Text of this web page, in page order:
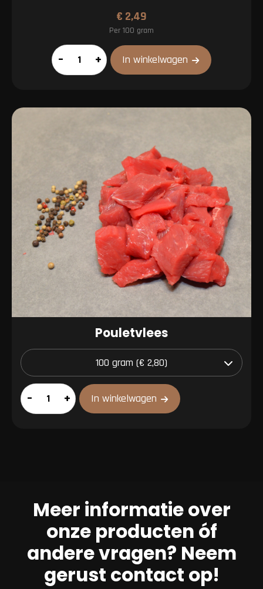
€ 2,49
Per 100 gram
Tartaar
aantal
– + In winkelwagen
Pouletvlees
Pouletvlees
aantal
– + In winkelwagen
Meer informatie over
onze producten óf
andere vragen? Neem
gerust contact op!